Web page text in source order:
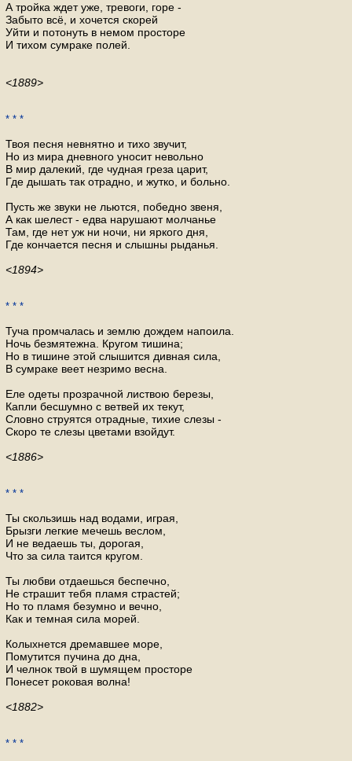
А тройка ждет уже, тревоги, горе -
Забыто всё, и хочется скорей
Уйти и потонуть в немом просторе
И тихом сумраке полей.
<1889>
* * *
Твоя песня невнятно и тихо звучит,
Но из мира дневного уносит невольно
В мир далекий, где чудная греза царит,
Где дышать так отрадно, и жутко, и больно.
Пусть же звуки не льются, победно звеня,
А как шелест - едва нарушают молчанье
Там, где нет уж ни ночи, ни яркого дня,
Где кончается песня и слышны рыданья.
<1894>
* * *
Туча промчалась и землю дождем напоила.
Ночь безмятежна. Кругом тишина;
Но в тишине этой слышится дивная сила,
В сумраке веет незримо весна.
Еле одеты прозрачной листвою березы,
Капли бесшумно с ветвей их текут,
Словно струятся отрадные, тихие слезы -
Скоро те слезы цветами взойдут.
<1886>
* * *
Ты скользишь над водами, играя,
Брызги легкие мечешь веслом,
И не ведаешь ты, дорогая,
Что за сила таится кругом.
Ты любви отдаешься беспечно,
Не страшит тебя пламя страстей;
Но то пламя безумно и вечно,
Как и темная сила морей.
Колыхнется дремавшее море,
Помутится пучина до дна,
И челнок твой в шумящем просторе
Понесет роковая волна!
<1882>
* * *